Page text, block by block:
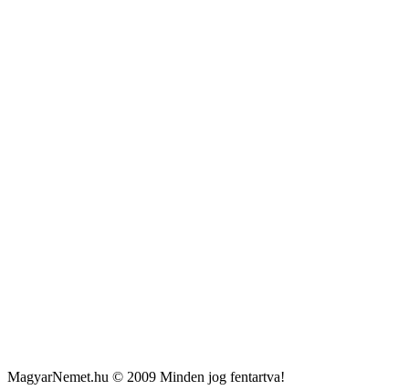
MagyarNemet.hu © 2009 Minden jog fentartva!